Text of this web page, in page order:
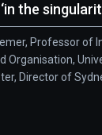
the
Professor of
Organisation,
Director of